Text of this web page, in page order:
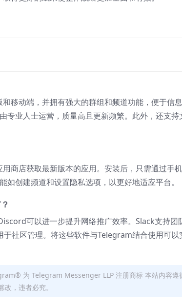
移动端，并拥有强大的群组和频道功能，便于信
专业人士运营，质量高且更新频繁。此外，还支持
商店获取最新版本的应用。安装后，只需通过手
创建频道和设置隐私选项，以更好地适应平台。
可以进一步提升网络推广效率。Slack支持团
社区管理。将这些软件与Telegram结合使用可以
为 Telegram Messenger LLP 注册商标 本站内容遵
，违者必究。